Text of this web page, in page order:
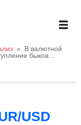
»
В валютной
быков...
USD